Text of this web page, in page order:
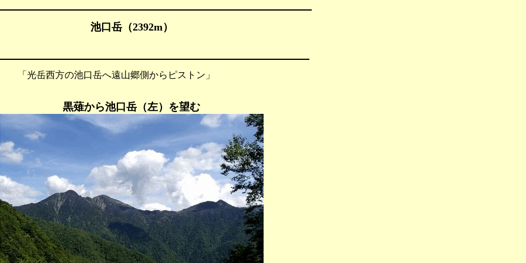
池口岳（2392m）
光岳西方の池口岳へ遠山郷側からピストン」
黒薙から池口岳（左）を望む